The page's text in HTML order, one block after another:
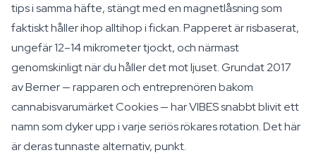
tips i samma häfte, stängt med en magnetlåsning som
faktiskt håller ihop alltihop i fickan. Papperet är risbaserat,
ungefär 12–14 mikrometer tjockt, och närmast
genomskinligt när du håller det mot ljuset. Grundat 2017
av Berner — rapparen och entreprenören bakom
cannabisvarumärket Cookies — har VIBES snabbt blivit ett
namn som dyker upp i varje seriös rökares rotation. Det här
är deras tunnaste alternativ, punkt.